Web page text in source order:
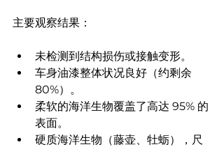
主要观察结果：
未检测到结构损伤或接触变形。
车身油漆整体状况良好（约剩余
80%）。
柔软的海洋生物覆盖了高达 95% 的
表面。
硬质海洋生物（藤壶、牡蛎），尺